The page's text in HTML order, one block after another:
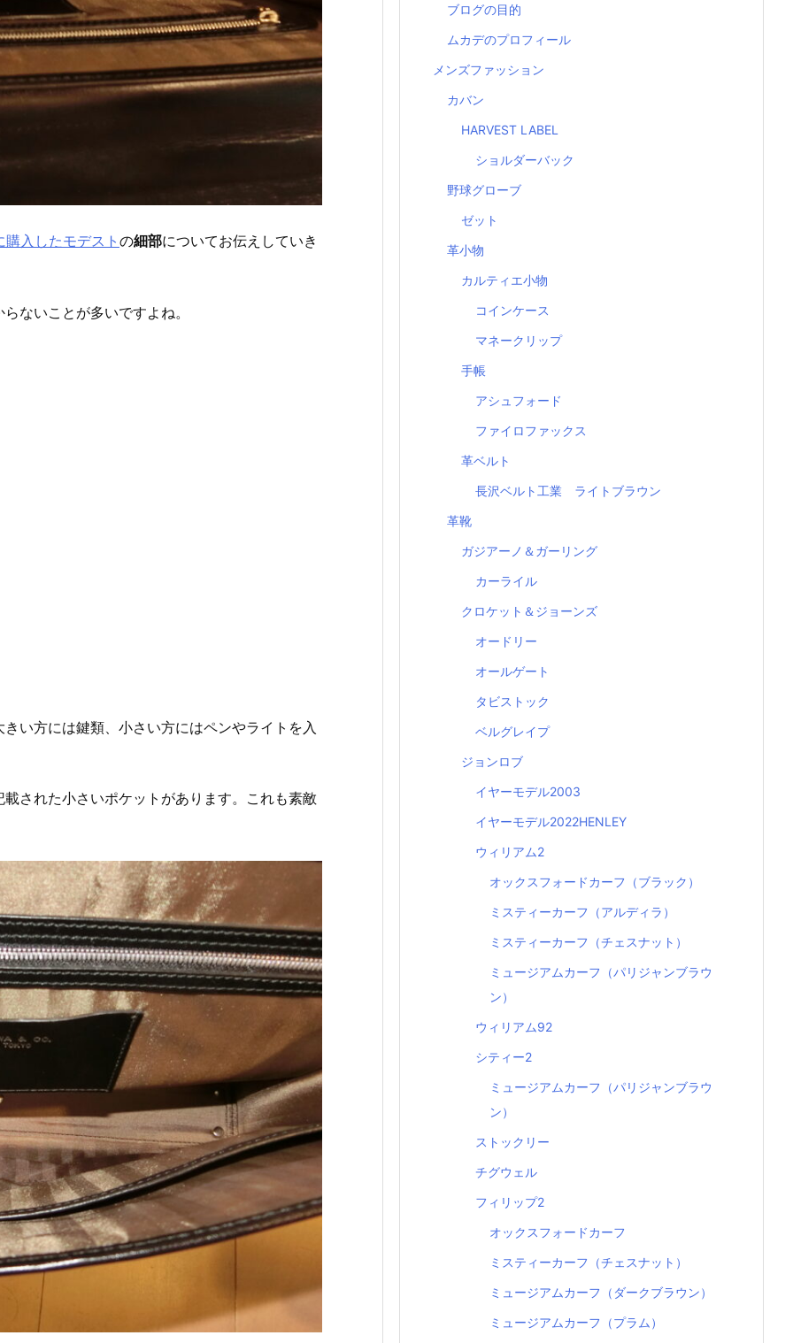
購入したモデスト の細部についてお伝えしていき
ないことが多いですよね。
い方には鍵類、小さい方にはペンやライトを入
された小さいポケットがあります。これも素敵
ブログの目的
ムカデのプロフィール
メンズファッション
カバン
HARVEST LABEL
ショルダーバック
野球グローブ
ゼット
革小物
カルティエ小物
コインケース
マネークリップ
手帳
アシュフォード
ファイロファックス
革ベルト
長沢ベルト工業 ライトブラウン
革靴
ガジアーノ＆ガーリング
カーライル
クロケット＆ジョーンズ
オードリー
オールゲート
タビストック
ベルグレイプ
ジョンロブ
イヤーモデル2003
イヤーモデル2022HENLEY
ウィリアム2
オックスフォードカーフ（ブラック）
ミスティーカーフ（アルディラ）
ミスティーカーフ（チェスナット）
ミュージアムカーフ（パリジャンブラウ
ン）
ウィリアム92
シティー2
ミュージアムカーフ（パリジャンブラウ
ン）
ストックリー
チグウェル
フィリップ2
オックスフォードカーフ
ミスティーカーフ（チェスナット）
ミュージアムカーフ（ダークブラウン）
ミュージアムカーフ（プラム）